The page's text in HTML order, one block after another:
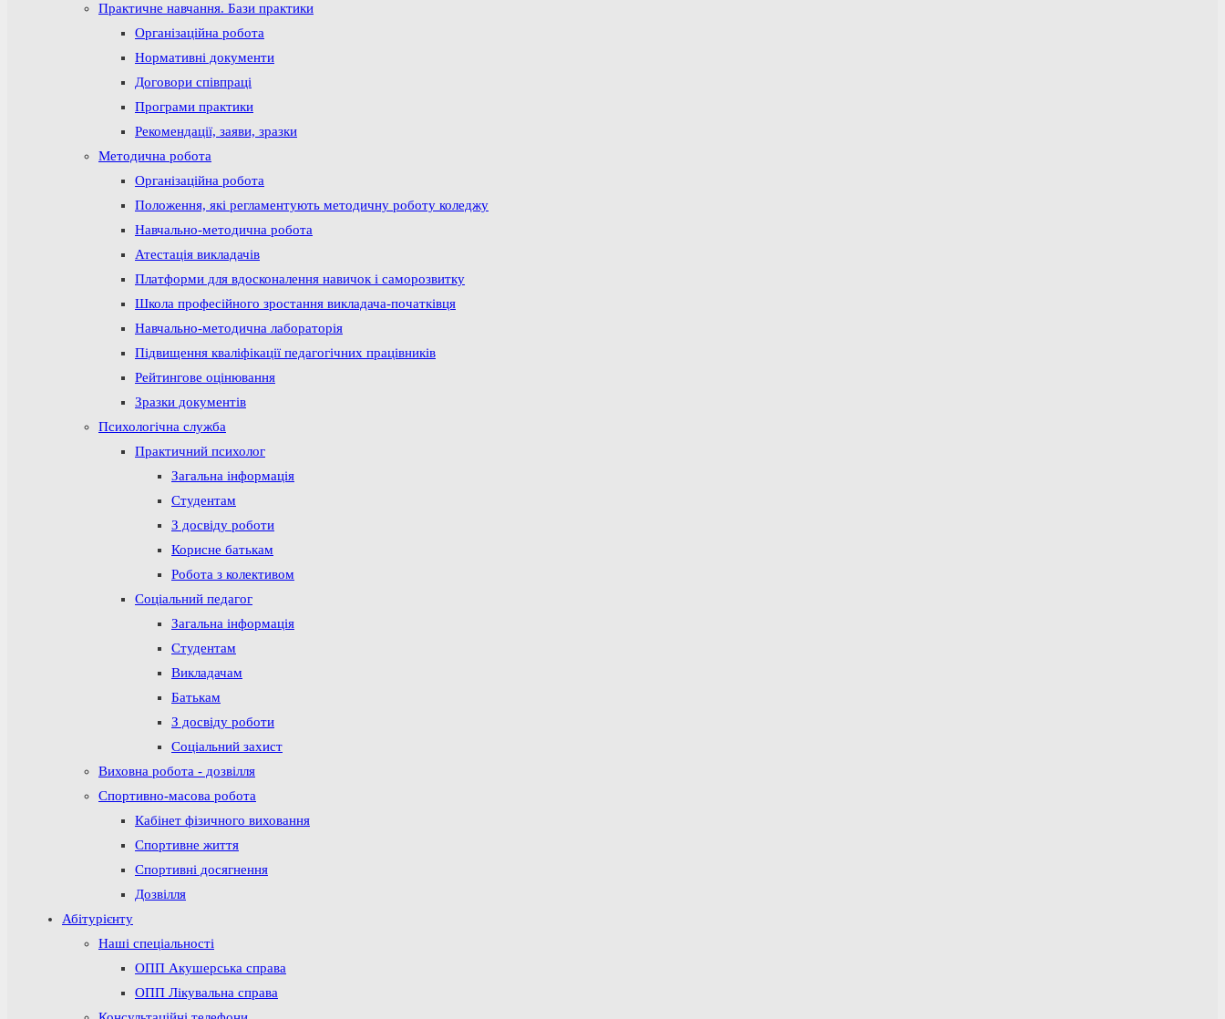
Практичне навчання. Бази практики
Організаційна робота
Нормативні документи
Договори співпраці
Програми практики
Рекомендації, заяви, зразки
Методична робота
Організаційна робота
Положення, які регламентують методичну роботу коледжу
Навчально-методична робота
Атестація викладачів
Платформи для вдосконалення навичок і саморозвитку
Школа професійного зростання викладача-початківця
Навчально-методична лабораторія
Підвищення кваліфікації педагогічних працівників
Рейтингове оцінювання
Зразки документів
Психологічна служба
Практичний психолог
Загальна інформація
Студентам
З досвіду роботи
Корисне батькам
Робота з колективом
Соціальний педагог
Загальна інформація
Студентам
Викладачам
Батькам
З досвіду роботи
Соціальний захист
Виховна робота - дозвілля
Спортивно-масова робота
Кабінет фізичного виховання
Спортивне життя
Спортивні досягнення
Дозвілля
Абітурієнту
Наші спеціальності
ОПП Акушерська справа
ОПП Лікувальна справа